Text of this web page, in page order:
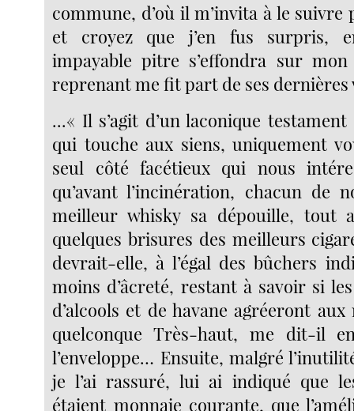
commune, d’où il m’invita à le suivre
et croyez que j’en fus surpris,
impayable pitre s’effondra sur
reprenant me fit part de ses dernières
...« Il s’agit d’un laconique
qui touche aux siens, uniquement
seul côté facétieux qui nous
qu’avant l’incinération, chacun de
meilleur whisky sa dépouille, tout
quelques brisures des meilleurs
devrait-elle, à l’égal des bûchers
moins d’âcreté, restant à savoir si
d’alcools et de havane agréeront aux
quelconque Très-haut, me dit-il
l’enveloppe… Ensuite, malgré
je l’ai rassuré, lui ai indiqué que
étaient monnaie courante, que